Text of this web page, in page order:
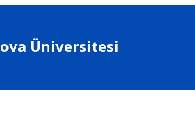
Üniversitesi